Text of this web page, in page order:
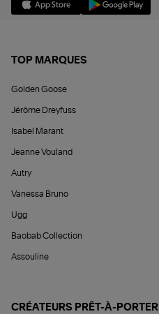
TOP MARQUES
Golden Goose
Jérôme Dreyfuss
Isabel Marant
Jeanne Vouland
Autry
Vanessa Bruno
Ugg
Baobab Collection
Assouline
CRÉATEURS PRÊT-À-PORTER